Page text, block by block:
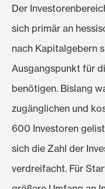
Der
sich primär an
nach Kapitalgebern
Ausgangspunkt für
benötigen. Bislang
zugänglichen und
600 Investoren
sich die Zahl der
verdreifacht. Für